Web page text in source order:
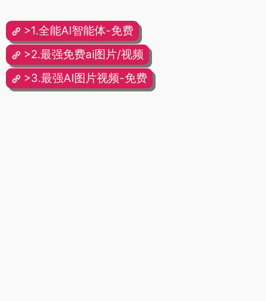
>1.全能AI智能体-免费
>2.最强免费ai图片/视频
>3.最强AI图片视频-免费